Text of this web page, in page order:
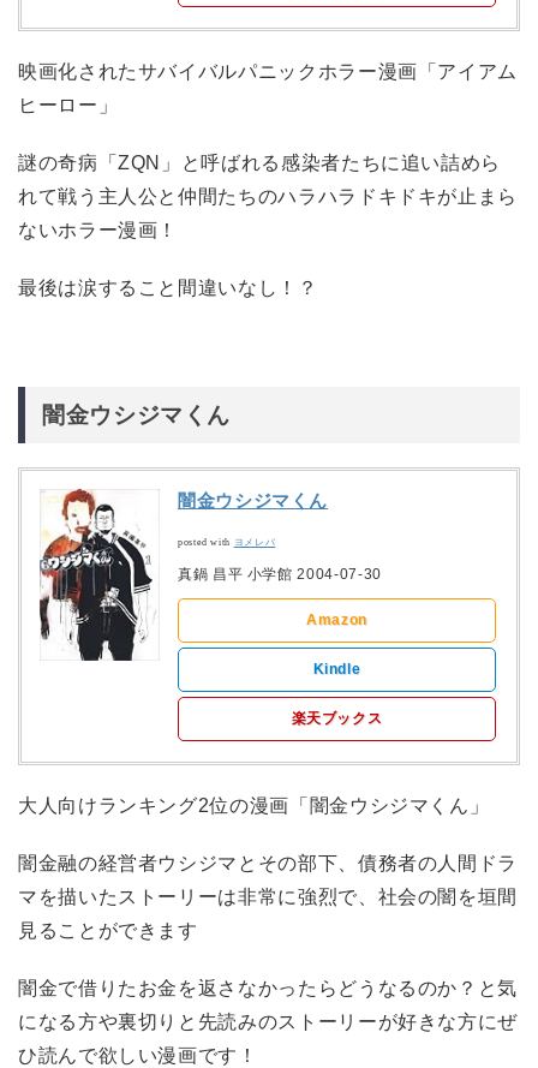
映画化されたサバイバルパニックホラー漫画「アイアム
ヒーロー」
謎の奇病「ZQN」と呼ばれる感染者たちに追い詰めら
れて戦う主人公と仲間たちのハラハラドキドキが止まら
ないホラー漫画！
最後は涙すること間違いなし！？
闇金ウシジマくん
闇金ウシジマくん
posted with ヨメレバ
真鍋 昌平 小学館 2004-07-30
Amazon
Kindle
楽天ブックス
大人向けランキング2位の漫画「闇金ウシジマくん」
闇金融の経営者ウシジマとその部下、債務者の人間ドラ
マを描いたストーリーは非常に強烈で、社会の闇を垣間
見ることができます
闇金で借りたお金を返さなかったらどうなるのか？と気
になる方や裏切りと先読みのストーリーが好きな方にぜ
ひ読んで欲しい漫画です！